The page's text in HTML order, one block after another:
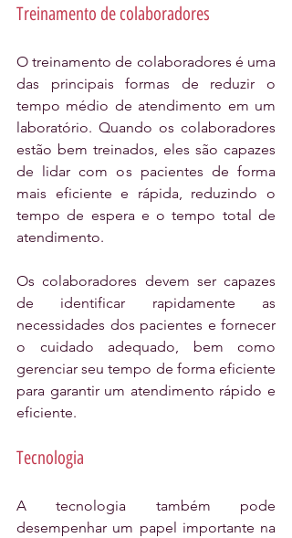
Treinamento de colaboradores
O treinamento de colaboradores é uma
das principais formas de reduzir o
tempo médio de atendimento em um
laboratório. Quando os colaboradores
estão bem treinados, eles são capazes
de lidar com os pacientes de forma
mais eficiente e rápida, reduzindo o
tempo de espera e o tempo total de
atendimento.
Os colaboradores devem ser capazes
de identificar rapidamente as
necessidades dos pacientes e fornecer
o cuidado adequado, bem como
gerenciar seu tempo de forma eficiente
para garantir um atendimento rápido e
eficiente.
Tecnologia
A tecnologia também pode
desempenhar um papel importante na